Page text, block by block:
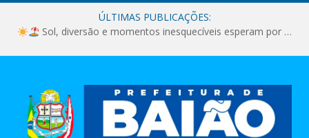
ÚLTIMAS PUBLICAÇÕES:
Sol, diversão e momentos inesquecíveis esperam por você!